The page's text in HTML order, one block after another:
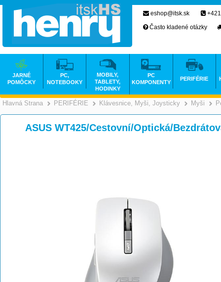
Hlavná Strana >
PERIFÉRIE >
Klávesnice, Myši, Joysticky Myši
ASUS WT425/Cestovní/Optická/
eshop@itsk.sk
Často kladené otázky
JARNÉ
POMÔCKY
PC,
NOTEBOOKY
MOBILY,
TABLETY,
HODINKY
PC
KOMPONENTY
PERIFÉRIE